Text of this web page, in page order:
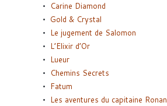
Carine Diamond
Gold & Crystal
Le jugement de Salomon
L’Elixir d’Or
Lueur
Chemins Secrets
Fatum
Les aventures du capitaine Ronan